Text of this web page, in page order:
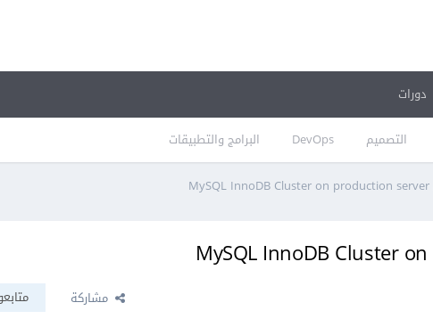
التصميم DevOps البرامج والتطبيقات
دورات
مشاركة